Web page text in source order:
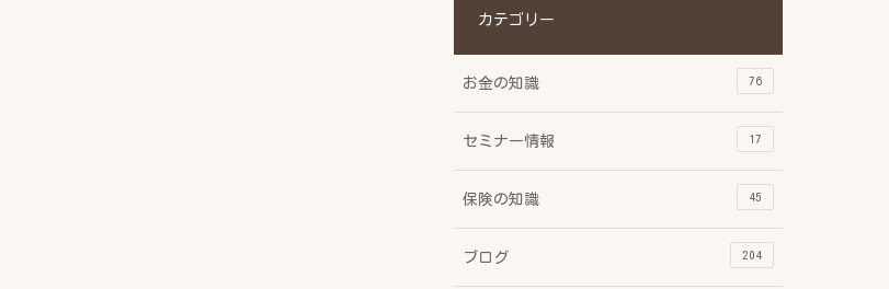
カテゴリー
お金の知識 76
セミナー情報 17
保険の知識 45
ブログ 204